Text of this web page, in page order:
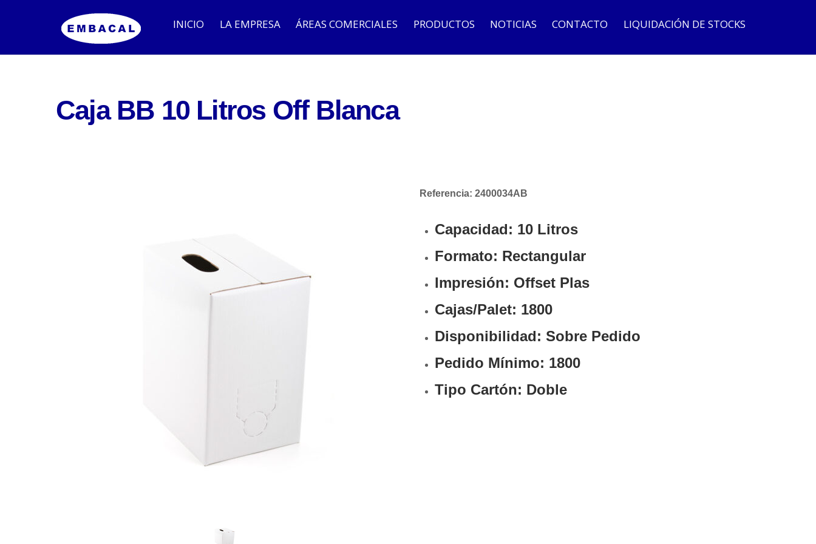
INICIO LA EMPRESA ÁREAS COMERCIALES PRODUCTOS NOTICIAS CONTACTO LIQUIDACIÓN DE STOCKS
Caja BB 10 Litros Off Blanca
Referencia: 2400034AB
Capacidad: 10 Litros
Formato: Rectangular
Impresión: Offset Plas
Cajas/Palet: 1800
Disponibilidad: Sobre Pedido
Pedido Mínimo: 1800
Tipo Cartón: Doble